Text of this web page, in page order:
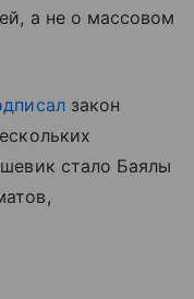
а не о массовом
закон
стало Баялы